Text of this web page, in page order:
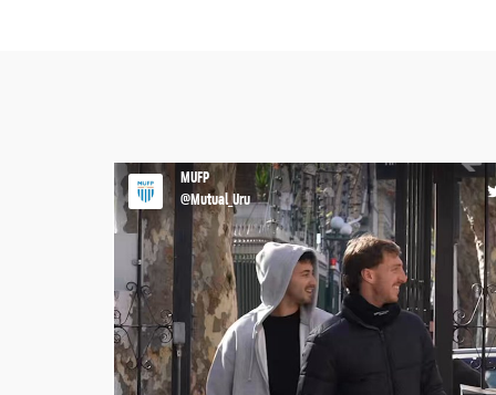
MUFP
@Mutual_Uru
🏥𝐋𝐀 𝐏𝐑𝐄𝐕𝐄𝐍𝐂𝐈𝐎́𝐍 𝐓𝐀𝐌𝐁𝐈𝐄́𝐍 𝐒𝐄 𝐄𝐍𝐓𝐑𝐄𝐍𝐀